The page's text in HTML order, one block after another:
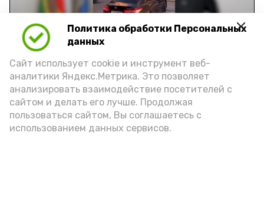
Политика обработки Персональных
данных
Сайт использует cookie и инструмент веб-
аналитики Яндекс.Метрика. Это позволяет
анализировать взаимодействие посетителей с
сайтом и делать его лучше. Продолжая
пользоваться сайтом, Вы соглашаетесь с
использованием данных сервисов.
Video
Видео: управление пресс-службы и информации
администрации губернатора АО
год единства народов закон